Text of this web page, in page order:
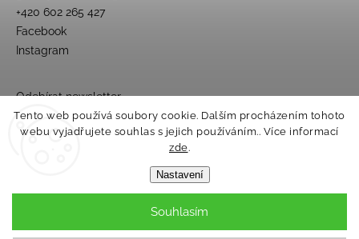
Tento web používá soubory cookie. Dalším procházením tohoto
webu vyjadřujete souhlas s jejich používáním.. Více informací
zde.
Nastavení
Souhlasím
+420 602 265 427
Facebook
Instagram
Odebírat newsletter
Copyright 2026Galerie Millennium. Všechna práva vyhrazena.